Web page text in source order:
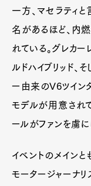
一方、マセラティ
名があるほど、内
れている。グレカ
ルドハイブリッド、
ー由来のV6ツイン
モデルが用意され
ールがファンを虜に
イベントのメイン
モータージャーナ